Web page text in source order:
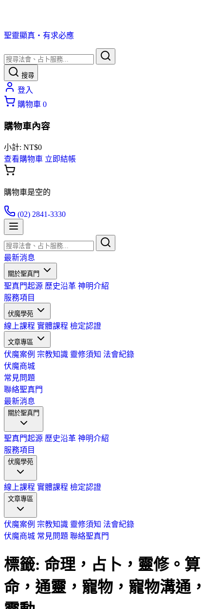
聖靈顯真・有求必應
搜尋
登入
購物車 0
購物車內容
小計: NT$0
查看購物車 立即結帳
購物車是空的
(02) 2841-3330
最新消息
關於聖真門
聖真門起源 歷史沿革 神明介紹
服務項目
伏魔學苑
線上課程 實體課程 檢定認證
文章專區
伏魔案例 宗教知識 靈修須知 法會紀錄
伏魔商城
常見問題
聯絡聖真門
最新消息
關於聖真門
聖真門起源 歷史沿革 神明介紹
服務項目
伏魔學苑
線上課程 實體課程 檢定認證
文章專區
伏魔案例 宗教知識 靈修須知 法會紀錄
伏魔商城 常見問題 聯絡聖真門
標籤: 命理，占卜，靈修。算
命，通靈，寵物，寵物溝通，